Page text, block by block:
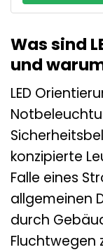
Was sind
und
LED
konzipierte
Falle eines
allgemeinen
durch
Fluchtwegen